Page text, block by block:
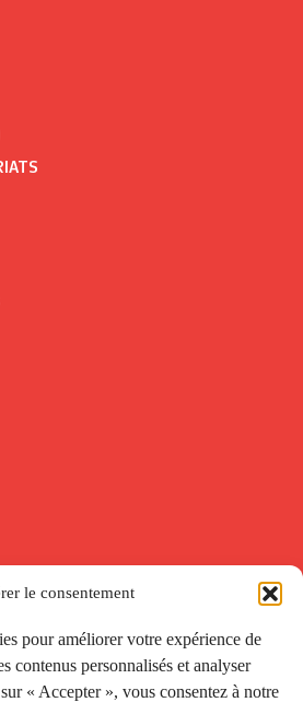
le consentement
pour améliorer votre expérience de
contenus personnalisés et analyser
« Accepter », vous consentez à notre
Courrier